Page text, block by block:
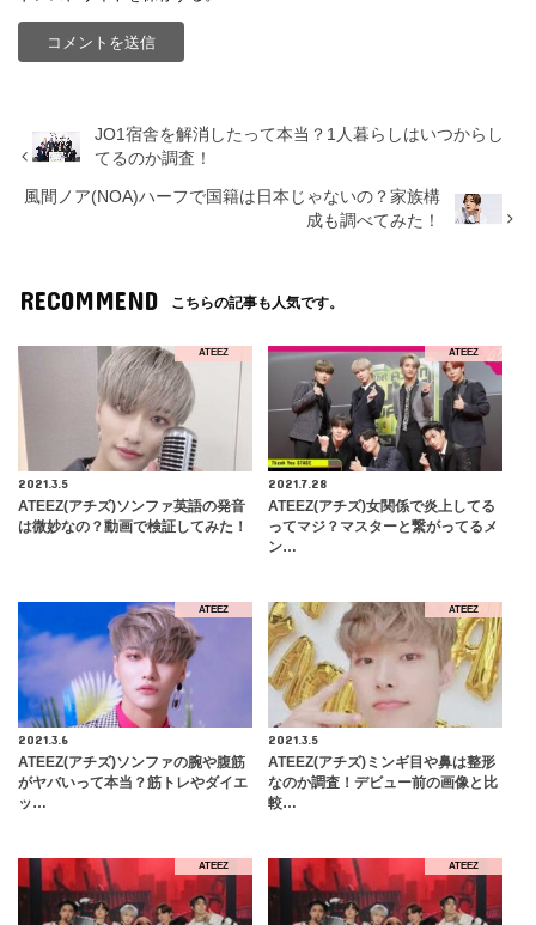
JO1宿舎を解消したって本当？1人暮らしはいつからし
てるのか調査！
風間ノア(NOA)ハーフで国籍は日本じゃないの？家族構
成も調べてみた！
RECOMMEND こちらの記事も人気です。
ATEEZ
2021.3.5
ATEEZ(アチズ)ソンファ英語の発音
は微妙なの？動画で検証してみた！
ATEEZ
2021.7.28
ATEEZ(アチズ)女関係で炎上してる
ってマジ？マスターと繋がってるメ
ン…
ATEEZ
2021.3.6
ATEEZ(アチズ)ソンファの腕や腹筋
がヤバいって本当？筋トレやダイエ
ッ…
ATEEZ
2021.3.5
ATEEZ(アチズ)ミンギ目や鼻は整形
なのか調査！デビュー前の画像と比
較…
ATEEZ ATEEZ